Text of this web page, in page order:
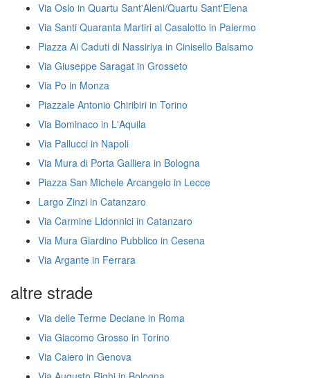
Via Oslo in Quartu Sant'Aleni/Quartu Sant'Elena
Via Santi Quaranta Martiri al Casalotto in Palermo
Piazza Ai Caduti di Nassiriya in Cinisello Balsamo
Via Giuseppe Saragat in Grosseto
Via Po in Monza
Piazzale Antonio Chiribiri in Torino
Via Bominaco in L'Aquila
Via Pallucci in Napoli
Via Mura di Porta Galliera in Bologna
Piazza San Michele Arcangelo in Lecce
Largo Zinzi in Catanzaro
Via Carmine Lidonnici in Catanzaro
Via Mura Giardino Pubblico in Cesena
Via Argante in Ferrara
altre strade
Via delle Terme Deciane in Roma
Via Giacomo Grosso in Torino
Via Caiero in Genova